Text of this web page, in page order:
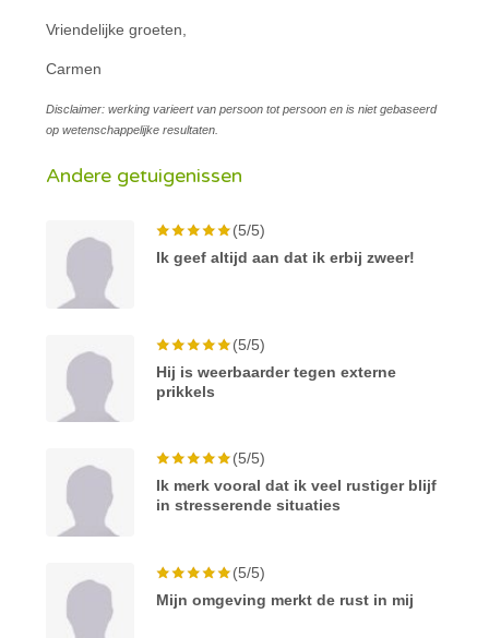
Vriendelijke groeten,
Carmen
Disclaimer: werking varieert van persoon tot persoon en is niet gebaseerd
op wetenschappelijke resultaten.
Andere getuigenissen
(5/5)
Ik geef altijd aan dat ik erbij zweer!
(5/5)
Hij is weerbaarder tegen externe
prikkels
(5/5)
Ik merk vooral dat ik veel rustiger blijf
in stresserende situaties
(5/5)
Mijn omgeving merkt de rust in mij